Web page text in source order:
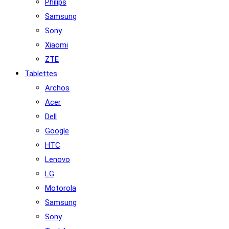
Philips
Samsung
Sony
Xiaomi
ZTE
Tablettes
Archos
Acer
Dell
Google
HTC
Lenovo
LG
Motorola
Samsung
Sony